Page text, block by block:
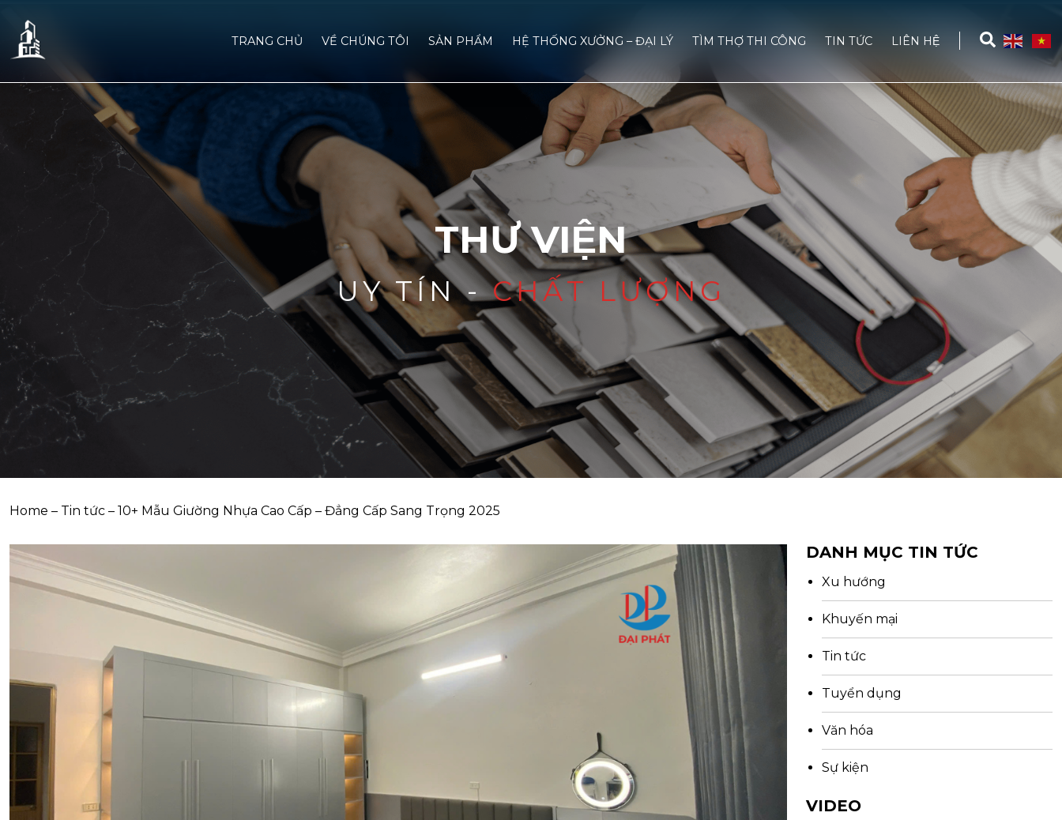
TRANG CHỦ VỀ CHÚNG TÔI SẢN PHẨM HỆ THỐNG XƯỞNG – ĐẠI LÝ TÌM THỢ THI CÔNG TIN TỨC LIÊN HỆ
THƯ VIỆN
UY TÍN -CHẤT LƯỢNG
Home – Tin tức – 10+ Mẫu Giường Nhựa Cao Cấp – Đẳng Cấp Sang Trọng 2025
DANH MỤC TIN TỨC
Xu hướng
Khuyến mại
Tin tức
Tuyển dụng
Văn hóa
Sự kiện
VIDEO